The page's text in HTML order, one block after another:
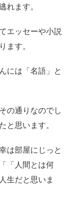
ます。
エッセーや小説
す。
には「名語」と
の通りなのでし
と思います。
は部屋にじっと
「人間とは何
生だと思いま